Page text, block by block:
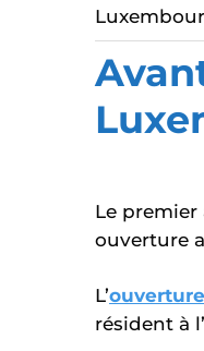
Le premier
ouverture
L’
résident à